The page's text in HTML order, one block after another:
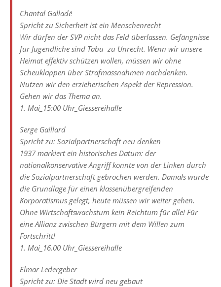
Chantal Galladé
Spricht zu Sicherheit ist ein Menschenrecht
Wir dürfen der SVP nicht das Feld überlassen. Gefängnisse
für Jugendliche sind Tabu  zu Unrecht. Wenn wir unsere
Heimat effektiv schützen wollen, müssen wir ohne
Scheuklappen über Strafmassnahmen nachdenken.
Nutzen wir den erzieherischen Aspekt der Repression.
Gehen wir das Thema an.
1. Mai_15:00 Uhr_Giessereihalle
Serge Gaillard
Spricht zu: Sozialpartnerschaft neu denken
1937 markiert ein historisches Datum: der
nationalkonservative Angriff konnte von der Linken durch
die Sozialpartnerschaft gebrochen werden. Damals wurde
die Grundlage für einen klassenübergreifenden
Korporatismus gelegt, heute müssen wir weiter gehen.
Ohne Wirtschaftswachstum kein Reichtum für alle! Für
eine Allianz zwischen Bürgern mit dem Willen zum
Fortschritt!
1. Mai_16.00 Uhr_Giessereihalle
Elmar Ledergeber
Spricht zu: Die Stadt wird neu gebaut